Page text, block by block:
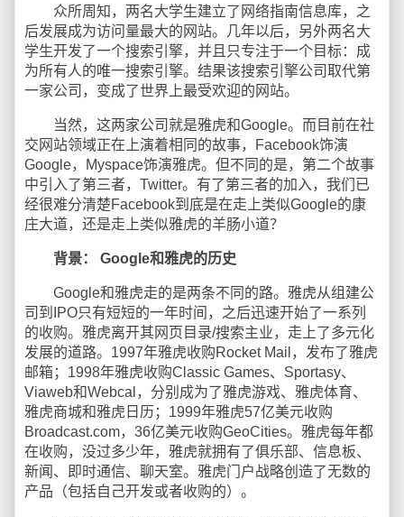
众所周知，两名大学生建立了网络指南信息库，之
后发展成为访问量最大的网站。几年以后，另外两名大
学生开发了一个搜索引擎，并且只专注于一个目标：成
为所有人的唯一搜索引擎。结果该搜索引擎公司取代第
一家公司，变成了世界上最受欢迎的网站。
当然，这两家公司就是雅虎和Google。而目前在社
交网站领域正在上演着相同的故事，Facebook饰演
Google，Myspace饰演雅虎。但不同的是，第二个故事
中引入了第三者，Twitter。有了第三者的加入，我们已
经很难分清楚Facebook到底是在走上类似Google的康
庄大道，还是走上类似雅虎的羊肠小道？
背景： Google和雅虎的历史
Google和雅虎走的是两条不同的路。雅虎从组建公
司到IPO只有短短的一年时间，之后迅速开始了一系列
的收购。雅虎离开其网页目录/搜索主业，走上了多元化
发展的道路。1997年雅虎收购Rocket Mail，发布了雅虎
邮箱；1998年雅虎收购Classic Games、Sportasy、
Viaweb和Webcal，分别成为了雅虎游戏、雅虎体育、
雅虎商城和雅虎日历；1999年雅虎57亿美元收购
Broadcast.com，36亿美元收购GeoCities。雅虎每年都
在收购，没过多少年，雅虎就拥有了俱乐部、信息板、
新闻、即时通信、聊天室。雅虎门户战略创造了无数的
产品（包括自己开发或者收购的）。